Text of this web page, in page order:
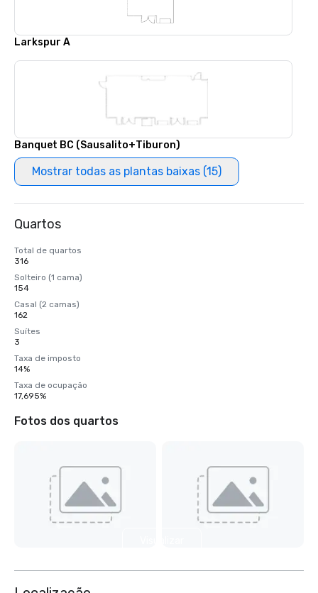
Larkspur A
Banquet BC (Sausalito+Tiburon)
Mostrar todas as plantas baixas (15)
Quartos
Total de quartos
316
Solteiro (1 cama)
154
Casal (2 camas)
162
Suítes
3
Taxa de imposto
14%
Taxa de ocupação
17,695%
Fotos dos quartos